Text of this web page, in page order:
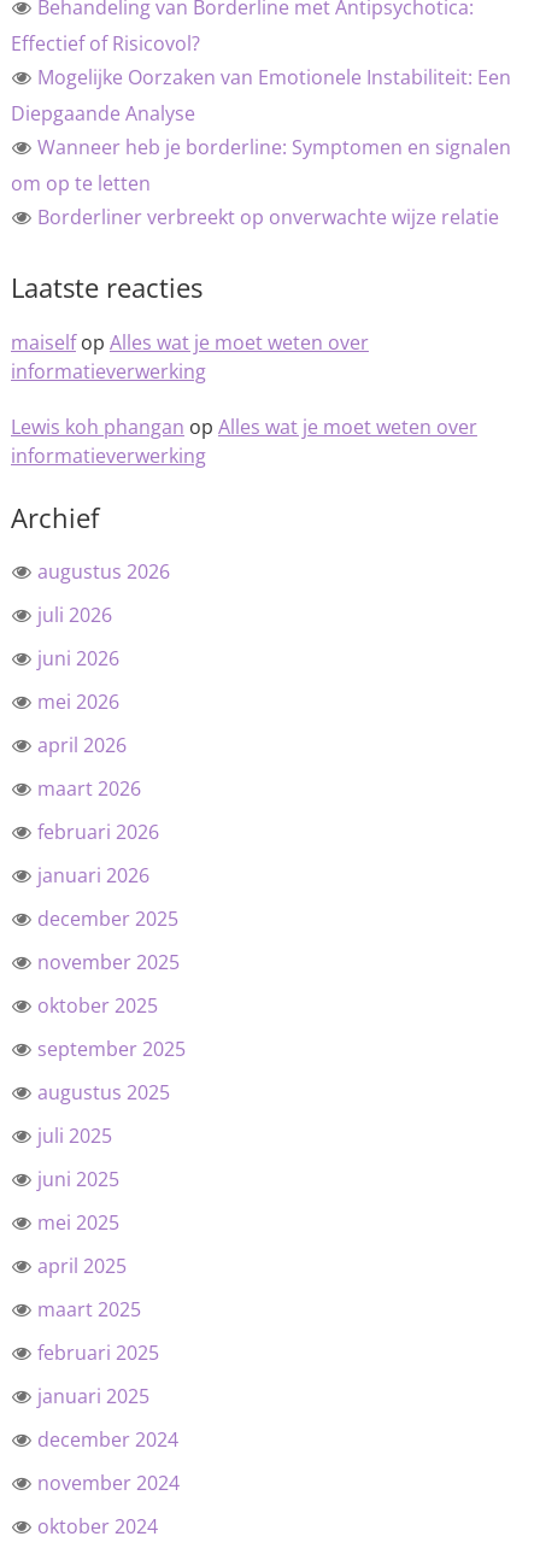
Behandeling van Borderline met Antipsychotica:
Effectief of Risicovol?
Mogelijke Oorzaken van Emotionele Instabiliteit: Een
Diepgaande Analyse
Wanneer heb je borderline: Symptomen en signalen
om op te letten
Borderliner verbreekt op onverwachte wijze relatie
Laatste reacties
maiselfop Alles wat je moet weten over
informatieverwerking
Lewis koh phangan op Alles wat je moet weten over
informatieverwerking
Archief
augustus 2026
juli 2026
juni 2026
mei 2026
april 2026
maart 2026
februari 2026
januari 2026
december 2025
november 2025
oktober 2025
september 2025
augustus 2025
juli 2025
juni 2025
mei 2025
april 2025
maart 2025
februari 2025
januari 2025
december 2024
november 2024
oktober 2024